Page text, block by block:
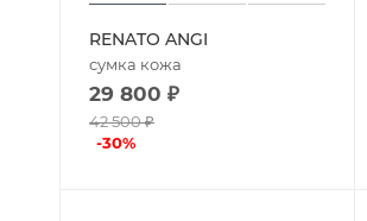
RENATO ANGI
сумка кожа
29 800 ₽
42 500₽
-30%